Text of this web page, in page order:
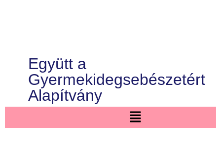
Együtt a
Gyermekidegsebészetért
Alapítvány